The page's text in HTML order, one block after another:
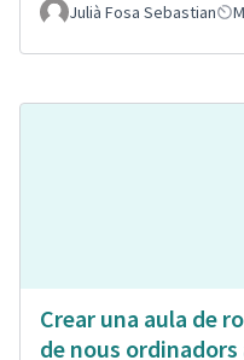
Julià Fosa Sebastian
Crear una aula de
de nous ordinadors